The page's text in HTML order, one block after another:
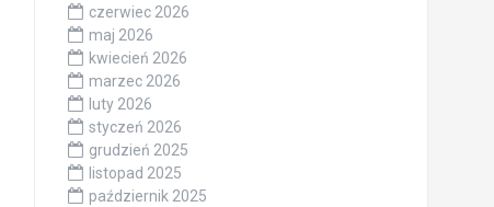
czerwiec 2026
maj 2026
kwiecień 2026
marzec 2026
luty 2026
styczeń 2026
grudzień 2025
listopad 2025
październik 2025